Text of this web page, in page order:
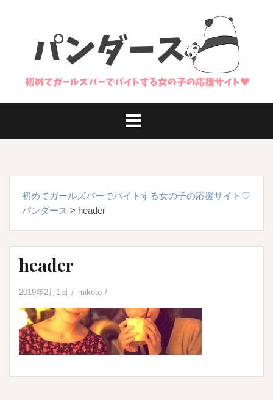
プ
初めてガールズバーでバイトする女の子の応援サイト♡
パンダース > header
header
2019年2月1日 mikoto